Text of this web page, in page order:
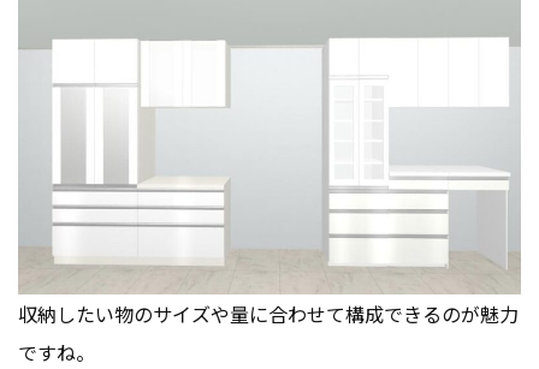
収納したい物のサイズや量に合わせて構成できるのが魅力
ですね。